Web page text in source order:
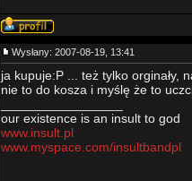
Wysłany: 2007-08-19, 13:41
ja kupuje:P ... też tylko orginały,
nie to do kosza i myślę że to
our existence is an insult to god
www.insult.pl
www.myspace.com/insultbandpl